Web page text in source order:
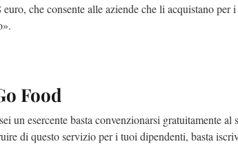
che consente alle aziende che li acquistano
Food
un esercente basta convenzionarsi gratuitamente al
di questo servizio per i tuoi dipendenti, basta